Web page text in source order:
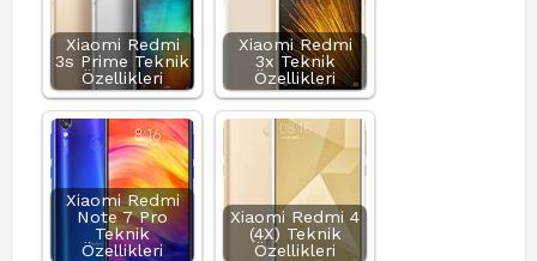
Xiaomi Redmi
3s Prime Teknik
Özellikleri
Xiaomi Redmi
3x Teknik
Özellikleri
Xiaomi Redmi
Note 7 Pro
Teknik
Özellikleri
Xiaomi Redmi 4
(4X) Teknik
Özellikleri